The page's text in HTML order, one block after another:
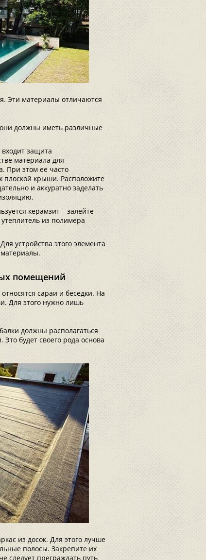
Эти материалы отличаются
должны иметь различные
защита
материала для
При этом ее часто
плоской крыши. Расположите
и аккуратно заделать
керамзит – залейте
из полимера
устройства этого элемента
помещений
сараи и беседки. На
Для этого нужно лишь
должны располагаться
будет своего рода основа
из досок. Для этого лучше
полосы. Закрепите их
следует преграждать путь